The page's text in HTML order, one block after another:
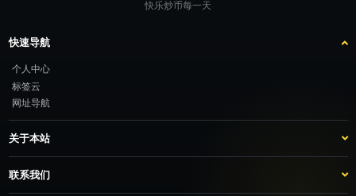
快乐炒币每一天
快速导航
个人中心
标签云
网址导航
关于本站
站点介绍
客服咨询
推广计划
联系我们
TG：@feimao2024 QQ：3261605442 微信：moto001com 新浪微博：不